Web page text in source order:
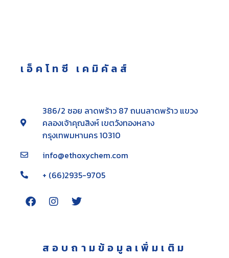
เอ็คโทซี เคมิคัลส์
386/2 ซอย ลาดพร้าว 87 ถนนลาดพร้าว แขวง
คลองเจ้าคุณสิงห์ เขตวังทองหลาง
กรุงเทพมหานคร 10310
info@ethoxychem.com
+ (66)2935-9705
สอบถามข้อมูลเพิ่มเติม